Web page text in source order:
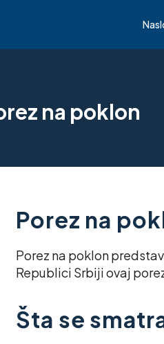
na poklon
Porez na
Porez na poklon
Republici Srbiji ovaj
Šta se